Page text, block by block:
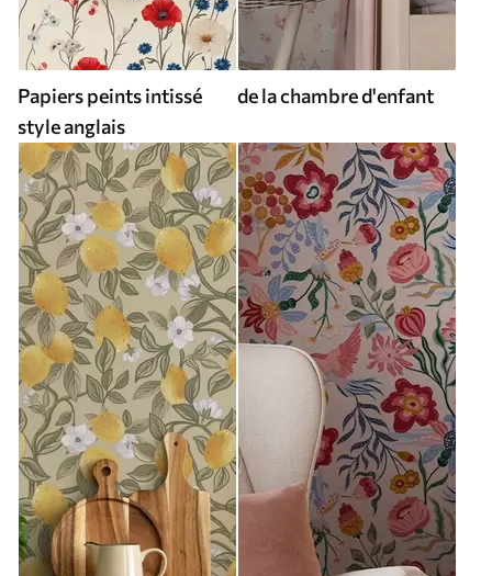
Papiers peints intissé
style anglais
de la chambre d'enfant